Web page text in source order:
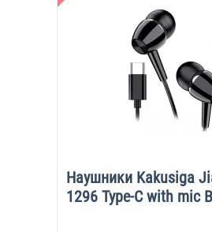
Наушники Kakusiga
1296 Type-C with mic